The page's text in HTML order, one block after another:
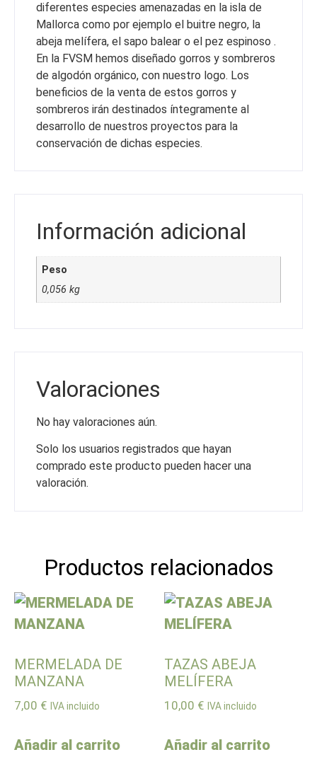
diferentes especies amenazadas en la isla de
Mallorca como por ejemplo el buitre negro, la
abeja melífera, el sapo balear o el pez espinoso .
En la FVSM hemos diseñado gorros y sombreros
de algodón orgánico, con nuestro logo. Los
beneficios de la venta de estos gorros y
sombreros irán destinados íntegramente al
desarrollo de nuestros proyectos para la
conservación de dichas especies.
Información adicional
Peso
0,056 kg
Valoraciones
No hay valoraciones aún.
Solo los usuarios registrados que hayan
comprado este producto pueden hacer una
valoración.
Productos relacionados
MERMELADA DE
MANZANA
7,00 € IVA incluido
Añadir al carrito
TAZAS ABEJA
MELÍFERA
10,00 € IVA incluido
Añadir al carrito